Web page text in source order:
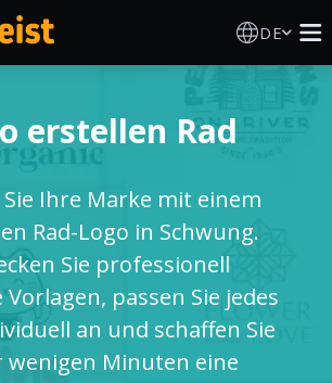
DE
erstellen Rad
Ihre Marke mit einem
Rad-Logo in Schwung.
Sie professionell
passen Sie jedes
an und schaffen Sie
wenigen Minuten eine